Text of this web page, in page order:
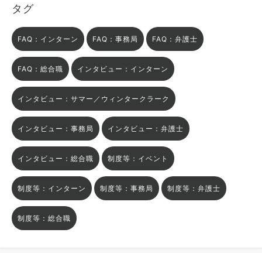
タグ
FAQ：インターン FAQ：事務局 FAQ：弁護士
FAQ：総合職 インタビュー：インターン
インタビュー：サマー／ウィンタークラーク
インタビュー：事務局 インタビュー：弁護士
インタビュー：総合職 制度等：イベント
制度等：インターン 制度等：事務局 制度等：弁護士
制度等：総合職